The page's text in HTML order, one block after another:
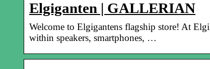
Elgiganten | GALLERIAN
Welcome to Elgigantens flagship store! At
within speakers, smartphones, …